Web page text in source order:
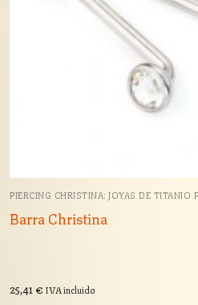
PIERCING CHRISTINA: JOYAS DE TITANIO
Barra Christina
25,41€ IVA incluido